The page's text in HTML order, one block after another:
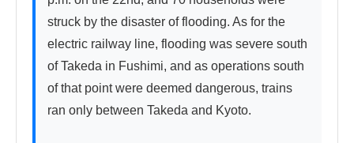
struck by the disaster of flooding. As for the
electric railway line, flooding was severe south
of Takeda in Fushimi, and as operations south
of that point were deemed dangerous, trains
ran only between Takeda and Kyoto.